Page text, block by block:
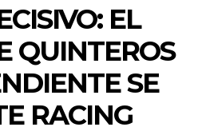
EL
QUINTEROS
SE
RACING